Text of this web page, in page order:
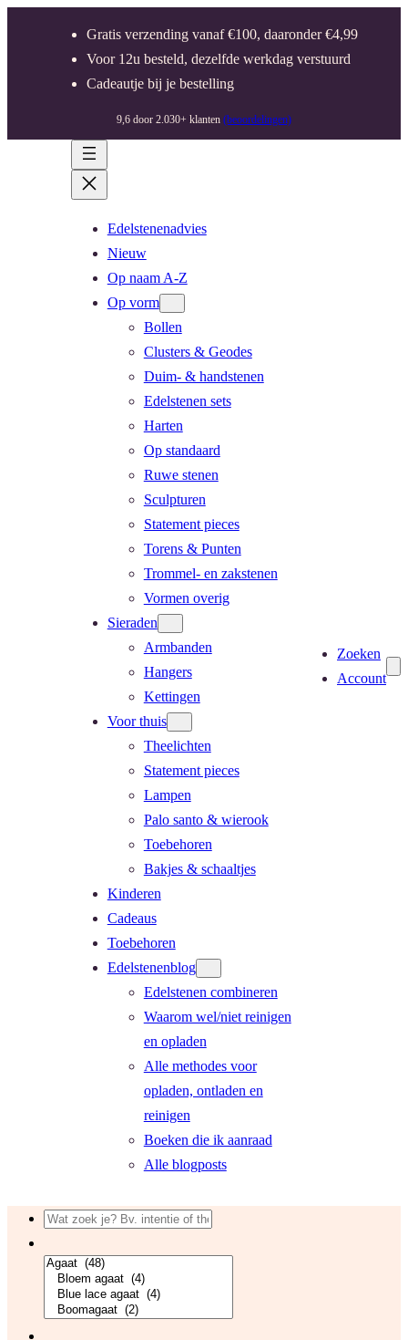
Gratis verzending vanaf €100, daaronder €4,99
Voor 12u besteld, dezelfde werkdag verstuurd
Cadeautje bij je bestelling
9,6 door 2.030+ klanten (beoordelingen)
Edelstenenadvies
Nieuw
Op naam A-Z
Op vorm
Bollen
Clusters & Geodes
Duim- & handstenen
Edelstenen sets
Harten
Op standaard
Ruwe stenen
Sculpturen
Statement pieces
Torens & Punten
Trommel- en zakstenen
Vormen overig
Sieraden
Armbanden
Hangers
Kettingen
Voor thuis
Theelichten
Statement pieces
Lampen
Palo santo & wierook
Toebehoren
Bakjes & schaaltjes
Kinderen
Cadeaus
Toebehoren
Edelstenenblog
Edelstenen combineren
Waarom wel/niet reinigen
en opladen
Alle methodes voor
opladen, ontladen en
reinigen
Boeken die ik aanraad
Alle blogposts
Zoeken
Account